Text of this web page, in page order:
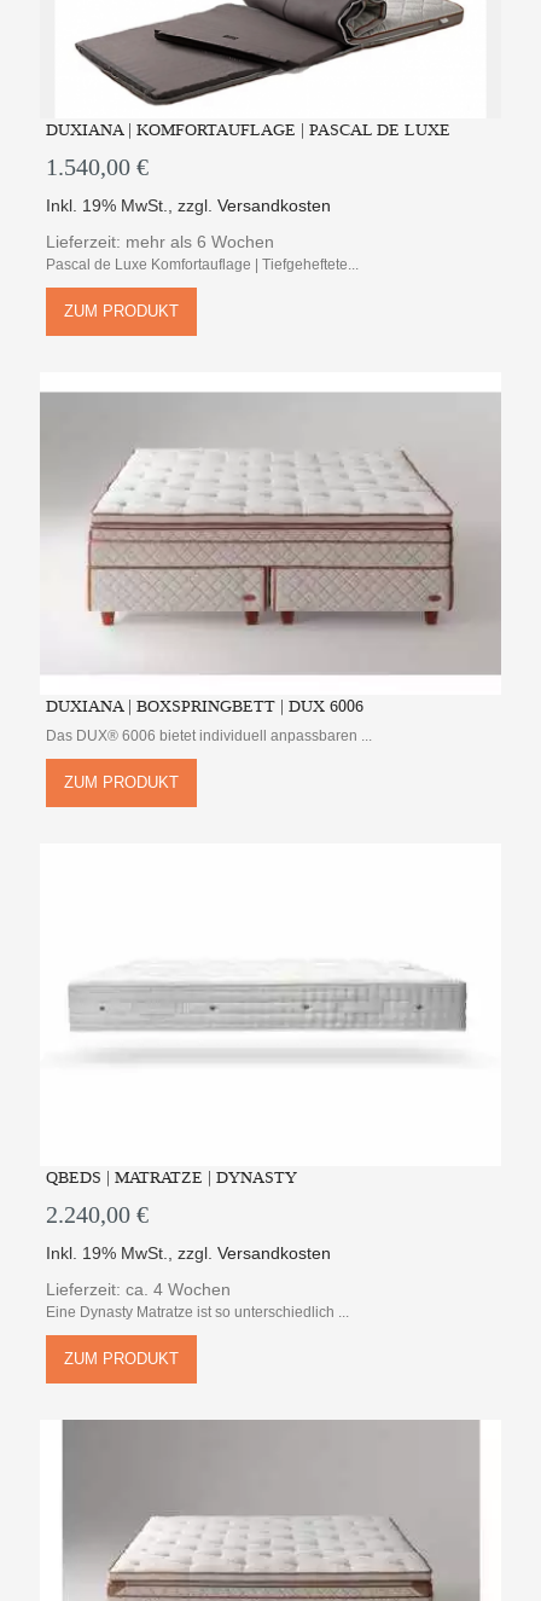
DUXIANA | KOMFORTAUFLAGE | PASCAL DE LUXE
1.540,00 €
Inkl. 19% MwSt. ,zzgl.Versandkosten
Lieferzeit: mehr als 6 Wochen
Pascal de Luxe Komfortauflage | Tiefgeheftete...
ZUM PRODUKT
DUXIANA | BOXSPRINGBETT | DUX 6006
Das DUX® 6006 bietet individuell anpassbaren ...
ZUM PRODUKT
QBEDS | MATRATZE | DYNASTY
2.240,00 €
Inkl. 19% MwSt. ,zzgl.Versandkosten
Lieferzeit: ca. 4 Wochen
Eine Dynasty Matratze ist so unterschiedlich ...
ZUM PRODUKT